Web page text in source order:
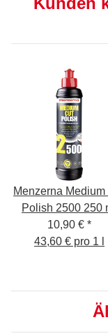
Menzerna Medium
Polish 2500 250
10,90 € *
43,60 € pro 1 l